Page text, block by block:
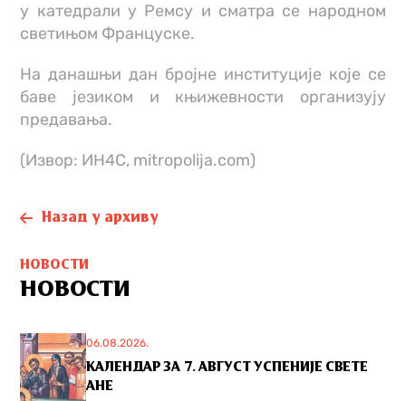
у катедрали у Ремсу и сматра се народном
светињом Француске.
На данашњи дан бројне институције које се
баве језиком и књижевности организују
предавања.
(Извор: ИН4С, mitropolija.com)
Назад у архиву
НОВОСТИ
НОВОСТИ
06.08.2026.
КАЛЕНДАР ЗА 7. АВГУСТ УСПЕНИЈЕ СВЕТЕ
АНЕ